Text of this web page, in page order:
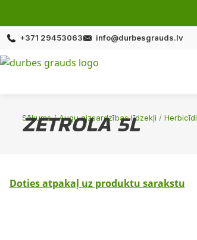
+371 29453063 info@durbesgrauds.lv
Sākums/Augu aizsardzības līdzekļi / Herbicīdi
ZETROLA 5L
Doties atpakaļ uz produktu sarakstu